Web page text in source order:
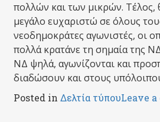
πολλών και των μικρών. Τέλος,
μεγάλο ευχαριστώ σε όλους
νεοδημοκράτες αγωνιστές, οι
πολλά κρατάνε τη σημαία της ΝΔ
ΝΔ ψηλά, αγωνίζονται και
διαδώσουν και στους
Posted in Δελτία τύπουLeave